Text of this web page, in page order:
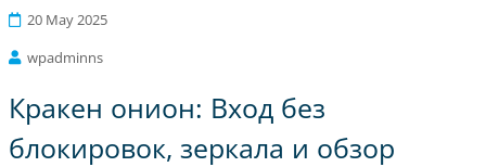
20 May 2025
wpadminns
Кракен онион: Вход без
блокировок, зеркала и обзор